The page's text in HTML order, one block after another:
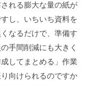
れる膨大な量の紙が
し、いちいち資料を
なるだけで、準備す
手間削減にも大きく
してまとめる」作業
向けられるのですか